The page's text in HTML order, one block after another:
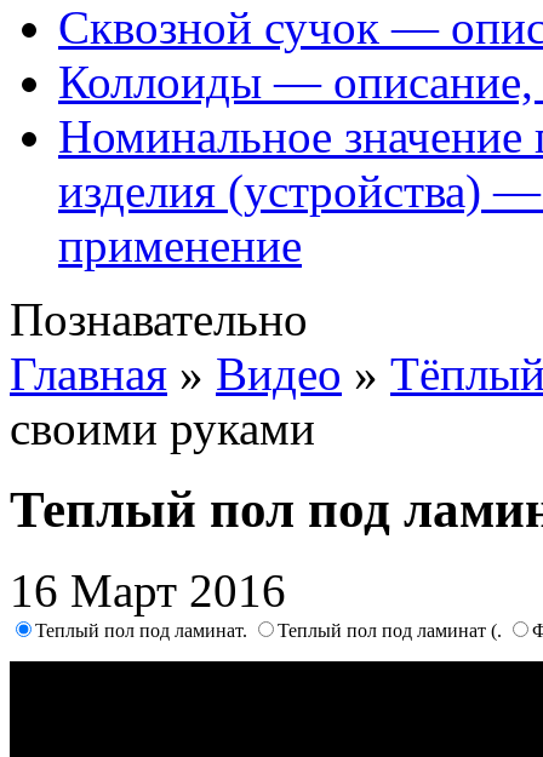
Сквозной сучок —
Коллоиды — описание,
Номинальное значение
изделия (устройства)
применение
Познавательно
Главная » Видео »
своими руками
Теплый пол под
16 Март 2016
Теплый пол под ламинат. Теплый пол под ламинат (.